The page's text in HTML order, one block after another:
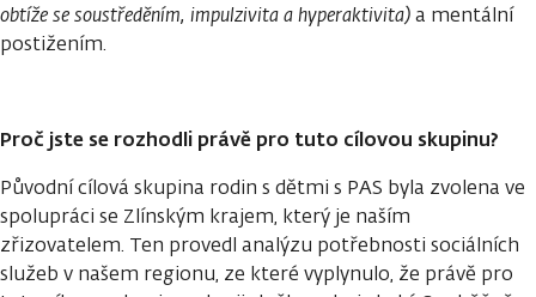
obtíže se soustředěním, impulzivita a hyperaktivita)a mentální
postižením.
Proč jste se rozhodli právě pro tuto cílovou skupinu?
Původní cílová skupina rodin s dětmi s PAS byla zvolena ve
spolupráci se Zlínským krajem, který je naším
zřizovatelem. Ten provedl analýzu potřebnosti sociálních
služeb v našem regionu, ze které vyplynulo, že právě pro